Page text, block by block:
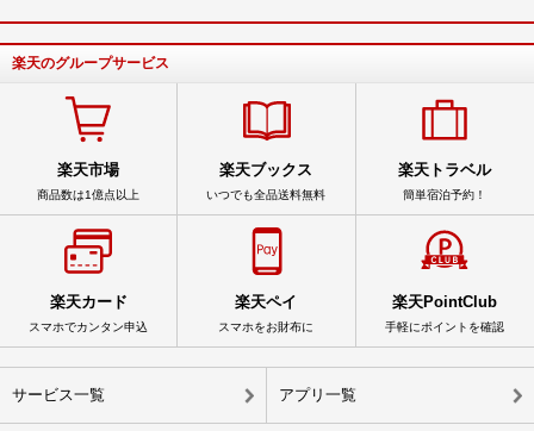
楽天のグループサービス
楽天市場
商品数は1億点以上
楽天ブックス
いつでも全品送料無料
楽天トラベル
簡単宿泊予約！
楽天カード
スマホでカンタン申込
楽天ペイ
スマホをお財布に
楽天PointClub
手軽にポイントを確認
サービス一覧 アプリ一覧